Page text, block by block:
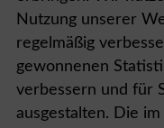
Nutzung unserer
regelmäßig
gewonnenen
verbessern und für
ausgestalten. Die